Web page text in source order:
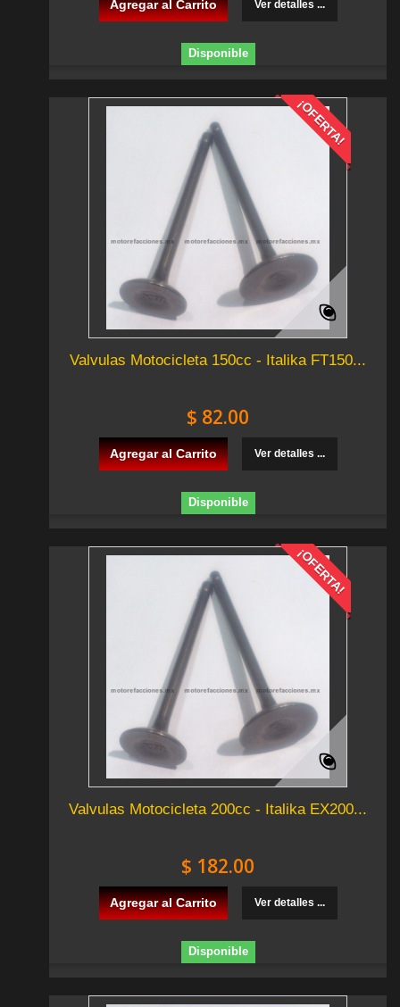
Agregar al Carrito Ver detalles ...
Disponible
¡OFERTA!
Valvulas Motocicleta 150cc - Italika FT150...
$ 82.00
Agregar al Carrito Ver detalles ...
Disponible
¡OFERTA!
Valvulas Motocicleta 200cc - Italika EX200...
$ 182.00
Agregar al Carrito Ver detalles ...
Disponible